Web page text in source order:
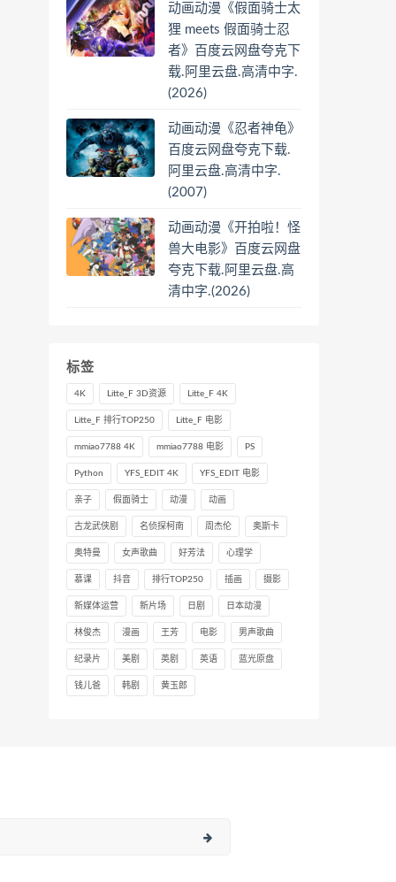
动画动漫《假面骑士太
狸 meets 假面骑士忍
者》百度云网盘夸克下
载.阿里云盘.高清中字.
(2026)
动画动漫《忍者神龟》
百度云网盘夸克下载.
阿里云盘.高清中字.
(2007)
动画动漫《开拍啦！怪
兽大电影》百度云网盘
夸克下载.阿里云盘.高
清中字.(2026)
标签
4K Litte_F 3D资源 Litte_F 4K
Litte_F 排行TOP250 Litte_F 电影
mmiao7788 4K mmiao7788 电影 PS
Python YFS_EDIT 4K YFS_EDIT 电影
亲子 假面骑士 动漫 动画
古龙武侠剧 名侦探柯南 周杰伦 奥斯卡
奥特曼 女声歌曲 好芳法 心理学
慕课 抖音 排行TOP250 插画 摄影
新媒体运营 新片场 日剧 日本动漫
林俊杰 漫画 王芳 电影 男声歌曲
纪录片 美剧 英剧 英语 蓝光原盘
钱儿爸 韩剧 黄玉郎